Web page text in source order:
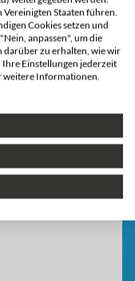
Staaten führen.
Cookies setzen und
anpassen", um die
darüber zu erhalten, wie wir
Einstellungen jederzeit
weitere Informationen.